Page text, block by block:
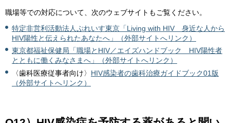
職場等での対応について、次のウェブサイトもご覧ください。
特定非営利活動法人ぷれいす東京「Living with HIV 身近な人から
HIV陽性と伝えられたあなたへ」（外部サイトへリンク）
東京都福祉保健局「職場とHIV／エイズハンドブック HIV陽性者
とともに働くみなさまへ」（外部サイトへリンク）
〈歯科医療従事者向け〉 HIV感染者の歯科治療ガイドブック01版
（外部サイトへリンク）